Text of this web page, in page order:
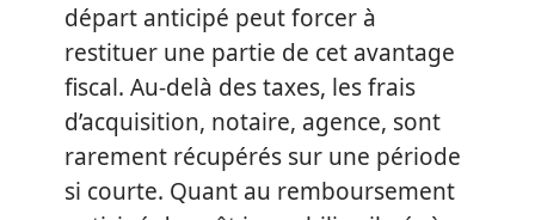
départ anticipé peut forcer à
restituer une partie de cet avantage
fiscal. Au-delà des taxes, les frais
d’acquisition, notaire, agence, sont
rarement récupérés sur une période
si courte. Quant au remboursement